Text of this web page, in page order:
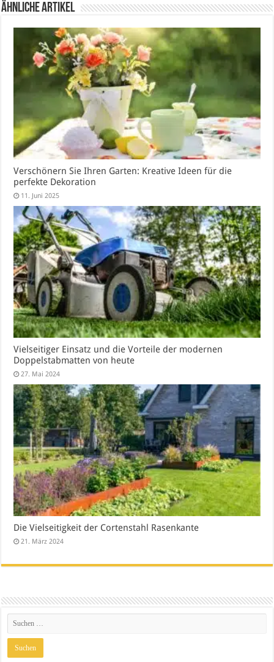
Ähnliche Artikel
Verschönern Sie Ihren Garten: Kreative Ideen für die
perfekte Dekoration
11. Juni 2025
Vielseitiger Einsatz und die Vorteile der modernen
Doppelstabmatten von heute
27. Mai 2024
Die Vielseitigkeit der Cortenstahl Rasenkante
21. März 2024